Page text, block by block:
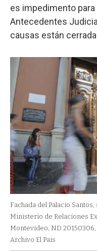
es impedimento
Antecedentes
causas están
Fachada del Palacio
Ministerio de Relaciones
Montevideo, ND
Archivo El Pais